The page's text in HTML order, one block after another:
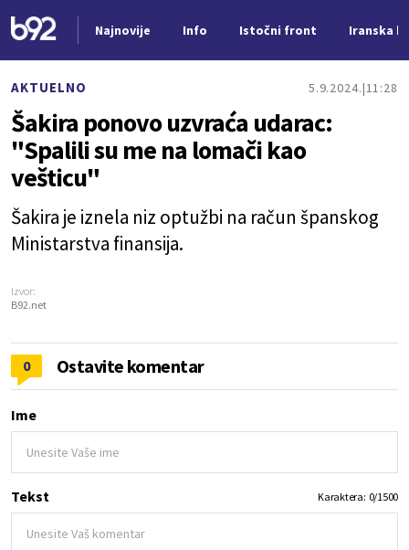
Najnovije Info Istočni front Iranska
AKTUELNO 5.9.2024. 11:28
Šakira ponovo uzvraća udarac:
"Spalili su me na lomači kao
vešticu"
Šakira je iznela niz optužbi na račun španskog
Ministarstva finansija.
Izvor:
B92.net
0 Ostavite komentar
Ime
Tekst Karaktera: 0/1500